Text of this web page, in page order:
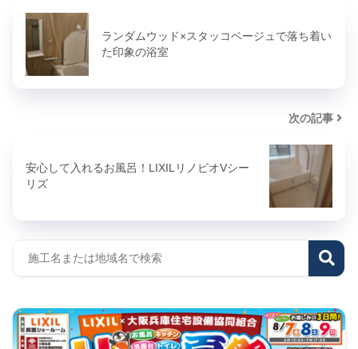
ランダムウッド×スタッコベージュで落ち着い
た印象の浴室
次の記事
安心して入れるお風呂！LIXILリノビオVシー
リズ